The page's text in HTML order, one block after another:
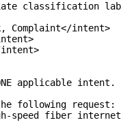
classification
Complaint</intent>
applicable
following request:
speed fiber